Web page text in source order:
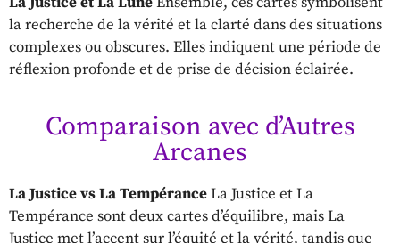
la recherche de la vérité et la clarté dans des situations
complexes ou obscures. Elles indiquent une période de
réflexion profonde et de prise de décision éclairée.
Comparaison avec d’Autres
Arcanes
La Justice vs La TempéranceLa Justice et La
Tempérance sont deux cartes d’équilibre, mais La
Justice met l’accent sur l’équité et la vérité, tandis que